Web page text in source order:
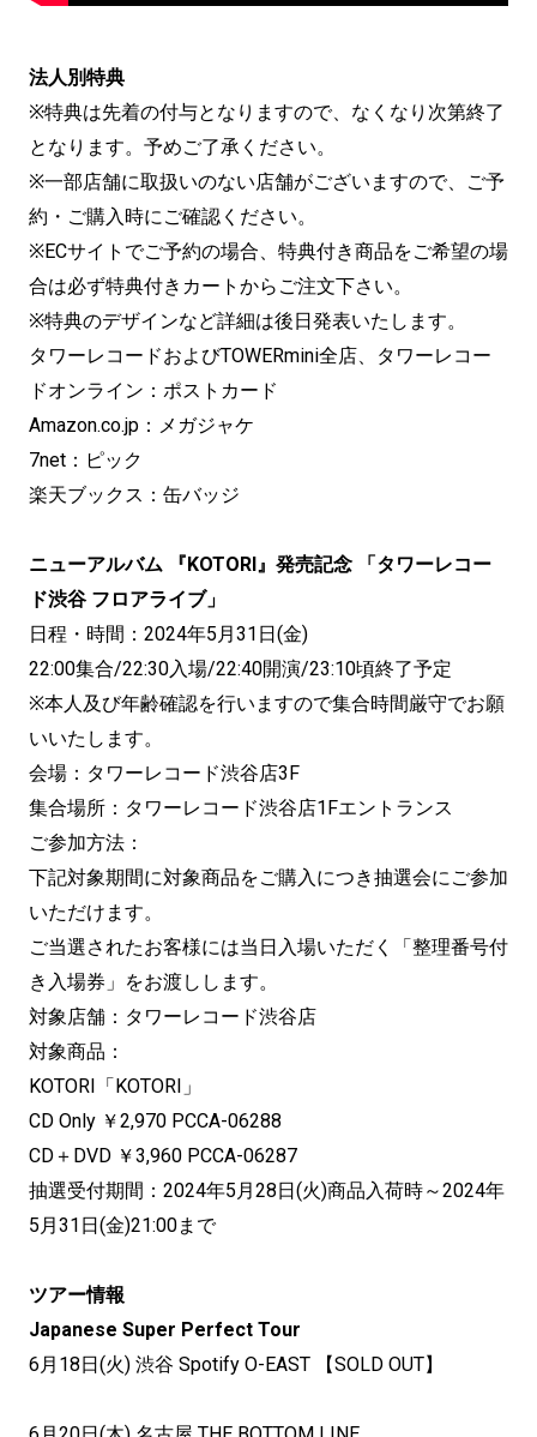
法人別特典
※特典は先着の付与となりますので、なくなり次第終了
となります。予めご了承ください。
※一部店舗に取扱いのない店舗がございますので、ご予
約・ご購入時にご確認ください。
※ECサイトでご予約の場合、特典付き商品をご希望の場
合は必ず特典付きカートからご注文下さい。
※特典のデザインなど詳細は後日発表いたします。
タワーレコードおよびTOWERmini全店、タワーレコー
ドオンライン：ポストカード
Amazon.co.jp：メガジャケ
7net：ピック
楽天ブックス：缶バッジ
ニューアルバム 『KOTORI』発売記念 「タワーレコー
ド渋谷 フロアライブ」
日程・時間：2024年5月31日(金)
22:00集合/22:30入場/22:40開演/23:10頃終了予定
※本人及び年齢確認を行いますので集合時間厳守でお願
いいたします。
会場：タワーレコード渋谷店3F
集合場所：タワーレコード渋谷店1Fエントランス
ご参加方法：
下記対象期間に対象商品をご購入につき抽選会にご参加
いただけます。
ご当選されたお客様には当日入場いただく「整理番号付
き入場券」をお渡しします。
対象店舗：タワーレコード渋谷店
対象商品：
KOTORI「KOTORI」
CD Only ￥2,970 PCCA-06288
CD＋DVD ￥3,960 PCCA-06287
抽選受付期間：2024年5月28日(火)商品入荷時～2024年
5月31日(金)21:00まで
ツアー情報
Japanese Super Perfect Tour
6月18日(火) 渋谷 Spotify O-EAST 【SOLD OUT】